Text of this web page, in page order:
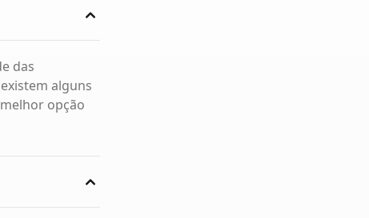
das
alguns
opção